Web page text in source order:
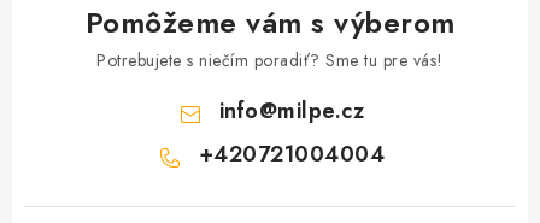
Pomôžeme vám s výberom
Potrebujete s niečím poradiť? Sme tu pre vás!
info@milpe.cz
+420721004004